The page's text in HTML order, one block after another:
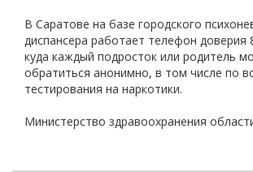
В Саратове на базе городского
диспансера работает телефон доверия
куда каждый подросток или родитель
обратиться анонимно, в том числе по
тестирования на наркотики.
Министерство здравоохранения